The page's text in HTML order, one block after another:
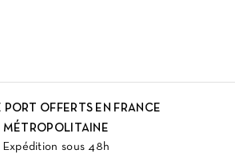
PORT OFFERTS EN FRANCE
MÉTROPOLITAINE
Expédition sous 48h